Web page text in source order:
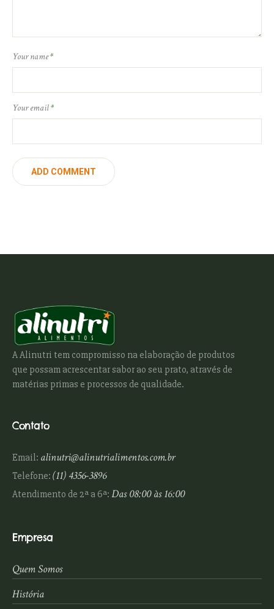
Your name*
Your email*
A Alinutri tem compromisso na elaboração de produtos
que possam acrescentar sabor ao seu prato, através de
matérias primas e processos de qualidade.
Contato
Email: alinutri@alinutrialimentos.com.br
Telefone:(11) 4356-3896
Atendimento de 2ª a 6ª:Das 08:00 às 16:00
Empresa
Quem Somos
História